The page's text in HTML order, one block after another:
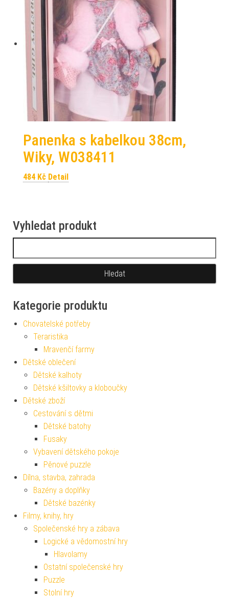
Panenka s kabelkou 38cm,
Wiky, W038411
484 Kč Detail
Vyhledat produkt
Kategorie produktu
Chovatelské potřeby
Teraristika
Mravenčí farmy
Dětské oblečení
Dětské kalhoty
Dětské kšiltovky a kloboučky
Dětské zboží
Cestování s dětmi
Dětské batohy
Fusaky
Vybavení dětského pokoje
Pěnové puzzle
Dílna, stavba, zahrada
Bazény a doplňky
Dětské bazénky
Filmy, knihy, hry
Společenské hry a zábava
Logické a vědomostní hry
Hlavolamy
Ostatní společenské hry
Puzzle
Stolní hry